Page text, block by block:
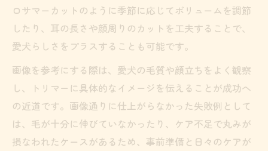
ロサマーカットのように季節に応じてボリュームを調節
したり、耳の長さや顔周りのカットを工夫することで、
愛犬らしさをプラスすることも可能です。
画像を参考にする際は、愛犬の毛質や顔立ちをよく観察
し、トリマーに具体的なイメージを伝えることが成功へ
の近道です。画像通りに仕上がらなかった失敗例として
は、毛が十分に伸びていなかったり、ケア不足で丸みが
損なわれたケースがあるため、事前準備と日々のケアが